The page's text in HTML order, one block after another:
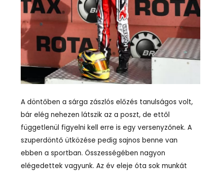
A döntőben a sárga zászlós előzés tanulságos volt,
bár elég nehezen látszik az a poszt, de ettől
függetlenül figyelni kell erre is egy versenyzőnek. A
szuperdöntő ütközése pedig sajnos benne van
ebben a sportban. Összességében nagyon
elégedettek vagyunk. Az év eleje óta sok munkát